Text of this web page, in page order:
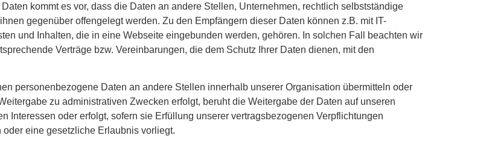
kommt es vor, dass die Daten an andere Stellen, Unternehmen, rechtlich selbstständige
gegenüber offengelegt werden. Zu den Empfängern dieser Daten können z.B. mit IT-
und Inhalten, die in eine Webseite eingebunden werden, gehören. In solchen Fall beachten wir
Verträge bzw. Vereinbarungen, die dem Schutz Ihrer Daten dienen, mit den
personenbezogene Daten an andere Stellen innerhalb unserer Organisation übermitteln oder
zu administrativen Zwecken erfolgt, beruht die Weitergabe der Daten auf unseren
Interessen oder erfolgt, sofern sie Erfüllung unserer vertragsbezogenen Verpflichtungen
eine gesetzliche Erlaubnis vorliegt.